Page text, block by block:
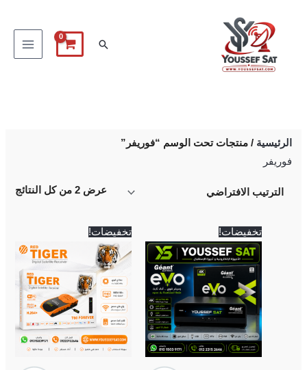
البحث
الرئيسية / منتجات تحت الوسم “فوريفر”
فوريفر
عرض ⁦2⁩ من كل النتائج
تخفيضات!
الأصلي
هو:
5,700 EGP.
الحالي
5,500 EGP.
تخفيضات!
2,500 EGP.
هو: